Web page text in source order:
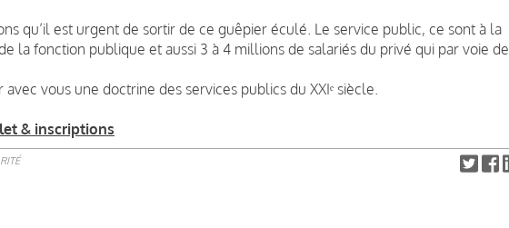
qu’il est urgent de sortir de ce guêpier éculé. Le service public, ce sont à la
la fonction publique et aussi 3 à 4 millions de salariés du privé qui par voie de
vous une doctrine des services publics du XXIᵉ siècle.
& inscriptions